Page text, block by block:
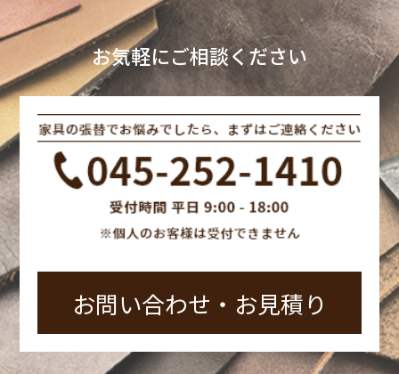
お気軽にご相談ください
お問い合わせ‧お見積り